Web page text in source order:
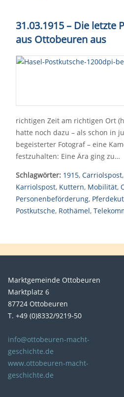
31.03.1915 – Die letzte
aus Ottobeuren aus
richtigen Zeit am richtigen Ort
hatte noch dazu – als schon in
begeisterter Fotograf – eine
festzuhalten: Eine Ära ging zu…
Schlagwörter: 1915, Carriolspost,
Karriolspost, Kuttern, Mobilität,
Personenbeförderung,
Postkutsche, Rothämel,
Marktgemeinde Ottobeuren
Marktplatz 6
87724 Ottobeuren
T. +49 (0)8332/9219-50
info@ottobeuren-macht-
geschichte.de
www.ottobeuren-macht-
geschichte.de